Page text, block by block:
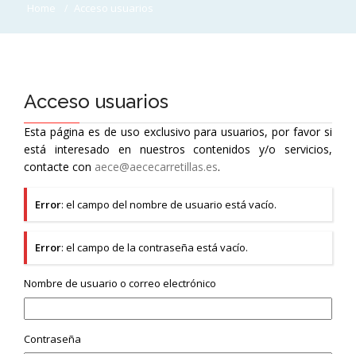
Home Acceso usuarios
Acceso usuarios
Esta página es de uso exclusivo para usuarios, por favor si
está interesado en nuestros contenidos y/o servicios,
contacte con aece@aececarretillas.es.
Error: el campo del nombre de usuario está vacío.
Error: el campo de la contraseña está vacío.
Nombre de usuario o correo electrónico
Contraseña